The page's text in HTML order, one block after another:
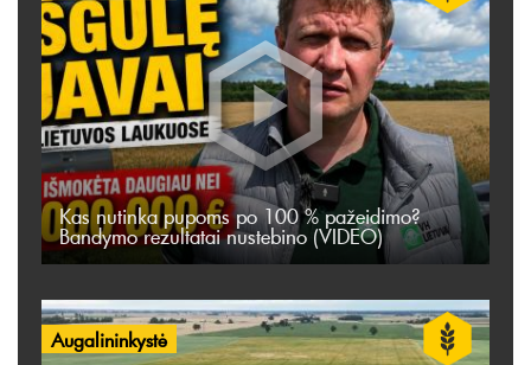
Kas nutinka pupoms po 100 % pažeidimo?
Bandymo rezultatai nustebino (VIDEO)
Augalininkystė